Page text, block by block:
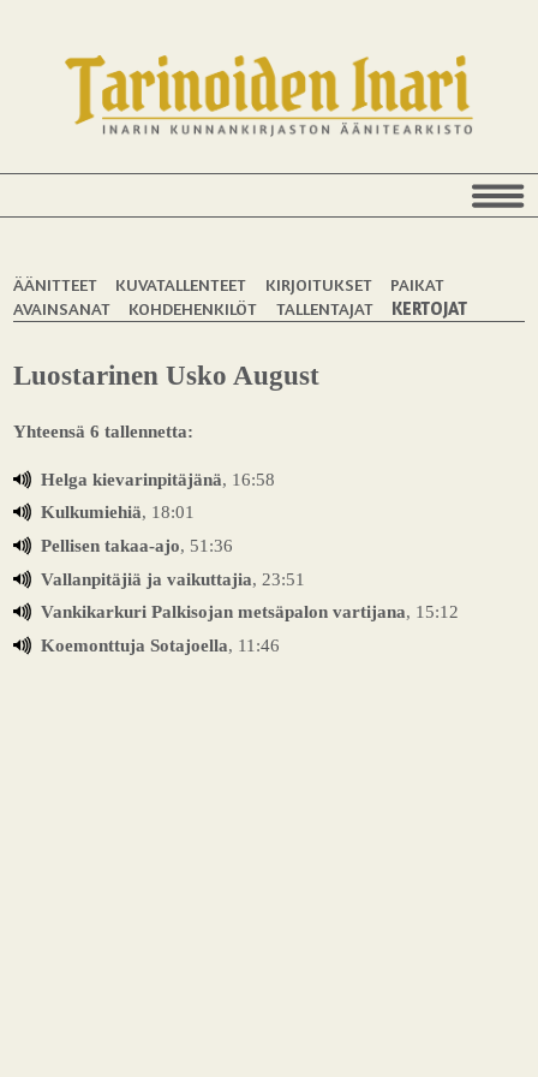
ÄÄNITTEET KUVATALLENTEET KIRJOITUKSET
PAIKAT
AVAINSANAT
KOHDEHENKILÖT TALLENTAJAT KERTOJAT
Luostarinen Usko August
Yhteensä 6 tallennetta:
Helga kievarinpitäjänä, 16:58
Kulkumiehiä, 18:01
Pellisen takaa-ajo, 51:36
Vallanpitäjiä ja vaikuttajia, 23:51
Vankikarkuri Palkisojan metsäpalon vartijana, 15:12
Koemonttuja Sotajoella, 11:46